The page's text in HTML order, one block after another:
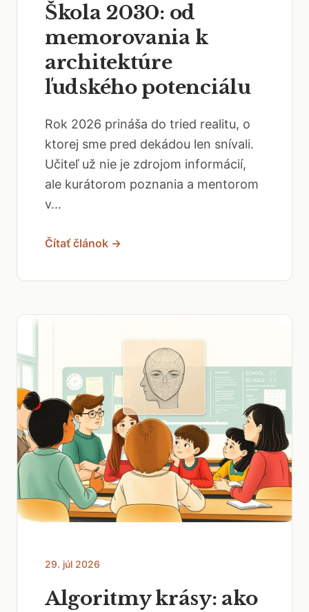
Škola 2030: od
memorovania k
architektúre
ľudského potenciálu
Rok 2026 prináša do tried realitu, o
ktorej sme pred dekádou len snívali.
Učiteľ už nie je zdrojom informácií,
ale kurátorom poznania a mentorom
v...
Čítať článok →
29. júl 2026
Algoritmy krásy: ako